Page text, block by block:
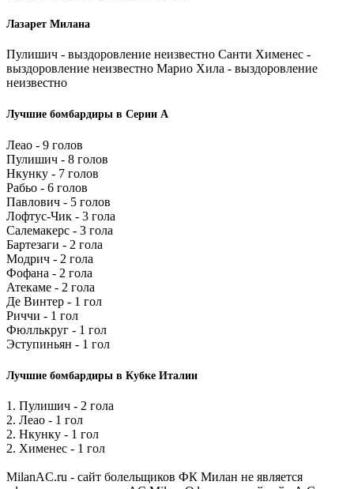
Лазарет Милана
Пулишич - выздоровление неизвестно Санти Хименес -
выздоровление неизвестно Марио Хила - выздоровление
неизвестно
Лучшие бомбардиры в Серии А
Леао - 9 голов
Пулишич - 8 голов
Нкунку - 7 голов
Рабьо - 6 голов
Павлович - 5 голов
Лофтус-Чик - 3 гола
Салемакерс - 3 гола
Бартезаги - 2 гола
Модрич - 2 гола
Фофана - 2 гола
Атекаме - 2 гола
Де Винтер - 1 гол
Риччи - 1 гол
Фюллькруг - 1 гол
Эступиньян - 1 гол
Лучшие бомбардиры в Кубке Италии
1. Пулишич - 2 гола
2. Леао - 1 гол
2. Нкунку - 1 гол
2. Хименес - 1 гол
MilanAC.ru - сайт болельщиков ФК Милан не является